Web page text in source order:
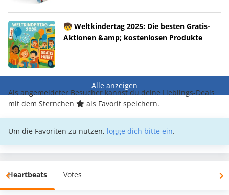
🧒 Weltkindertag 2025: Die besten Gratis-
Aktionen &amp; kostenlosen Produkte
Alle anzeigen
Als angemeldeter Besucher kannst du deine Lieblings-Deals
mit dem Sternchen
als Favorit speichern.
Um die Favoriten zu nutzen, logge dich bitte ein.
Heartbeats Votes